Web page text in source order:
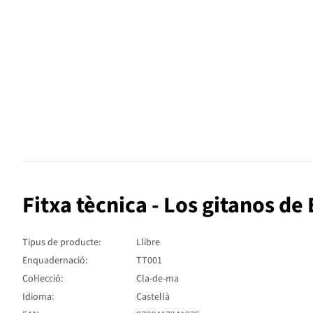
Fitxa tècnica - Los gitanos de
Tipus de producte:
Llibre
Enquadernació:
TT001
Col·lecció:
Cla-de-ma
Idioma:
Castellà